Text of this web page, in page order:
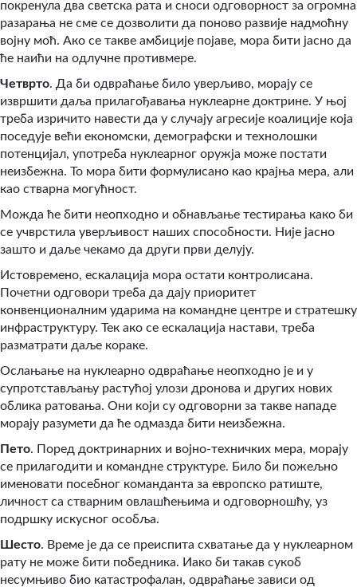
покренула два светска рата и сноси одговорност за огромна
разарања не сме се дозволити да поново развије надмоћну
војну моћ. Ако се такве амбиције појаве, мора бити јасно да
ће наићи на одлучне противмере.
Четврто. Да би одвраћање било уверљиво, морају се
извршити даља прилагођавања нуклеарне доктрине. У њој
треба изричито навести да у случају агресије коалиције која
поседује већи економски, демографски и технолошки
потенцијал, употреба нуклеарног оружја може постати
неизбежна. То мора бити формулисано као крајња мера, али
као стварна могућност.
Можда ће бити неопходно и обнављање тестирања како би
се учврстила уверљивост наших способности. Није јасно
зашто и даље чекамо да други први делују.
Истовремено, ескалација мора остати контролисана.
Почетни одговори треба да дају приоритет
конвенционалним ударима на командне центре и стратешку
инфраструктуру. Тек ако се ескалација настави, треба
разматрати даље кораке.
Ослањање на нуклеарно одвраћање неопходно је и у
супротстављању растућој улози дронова и других нових
облика ратовања. Они који су одговорни за такве нападе
морају разумети да ће одмазда бити неизбежна.
Пето. Поред доктринарних и војно-техничких мера, морају
се прилагодити и командне структуре. Било би пожељно
именовати посебног команданта за европско ратиште,
личност са стварним овлашћењима и одговорношћу, уз
подршку искусног особља.
Шесто. Време је да се преиспита схватање да у нуклеарном
рату не може бити победника. Иако би такав сукоб
несумњиво био катастрофалан, одвраћање зависи од